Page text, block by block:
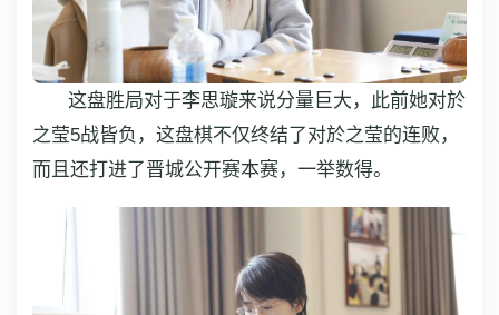
这盘胜局对于李思璇来说分量巨大，此前她对於
之莹5战皆负，这盘棋不仅终结了对於之莹的连败，
而且还打进了晋城公开赛本赛，一举数得。